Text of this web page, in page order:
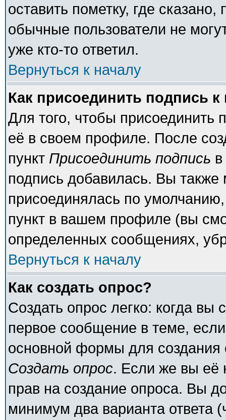
оставить пометку, где
обычные пользователи не
уже кто-то ответил.
Вернуться к началу
Как присоединить подпись
Для того, чтобы присоединить
её в своем профиле. После
пункт Присоединить подпись
подпись добавилась. Вы
присоединялась по
пункт в вашем профиле (вы
определенных сообщениях,
Вернуться к началу
Как создать опрос?
Создать опрос легко: когда вы
первое сообщение в теме,
основной формы для
Создать опрос. Если же вы её
прав на создание опроса. Вы
минимум два варианта ответа